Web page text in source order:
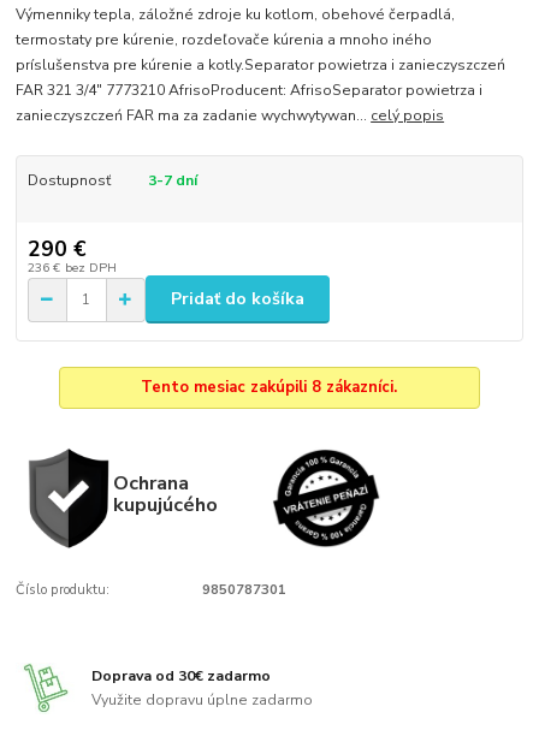
Výmenniky tepla, záložné zdroje ku kotlom, obehové čerpadlá,
termostaty pre kúrenie, rozdeľovače kúrenia a mnoho iného
príslušenstva pre kúrenie a kotly.Separator powietrza i zanieczyszczeń
FAR 321 3/4" 7773210 AfrisoProducent: AfrisoSeparator powietrza i
zanieczyszczeń FAR ma za zadanie wychwytywan... celý popis
Dostupnosť 3-7 dní
290 €
236 € bez DPH
Pridať do košíka
Tento mesiac zakúpili 8 zákazníci.
Ochrana
kupujúcého
Číslo produktu: 9850787301
Doprava od 30€ zadarmo
Využite dopravu úplne zadarmo